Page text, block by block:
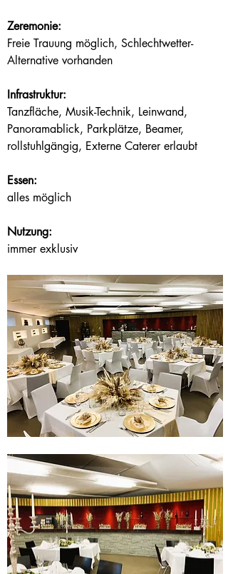
Zeremonie:
Freie Trauung möglich, Schlechtwetter-
Alternative vorhanden
Infrastruktur:
Tanzfläche, Musik-Technik, Leinwand,
Panoramablick, Parkplätze, Beamer,
rollstuhlgängig, Externe Caterer erlaubt
Essen:
alles möglich
Nutzung:
immer exklusiv